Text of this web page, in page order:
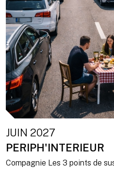
JUIN 2027
PERIPH'INTERIEUR
Compagnie Les 3 points de